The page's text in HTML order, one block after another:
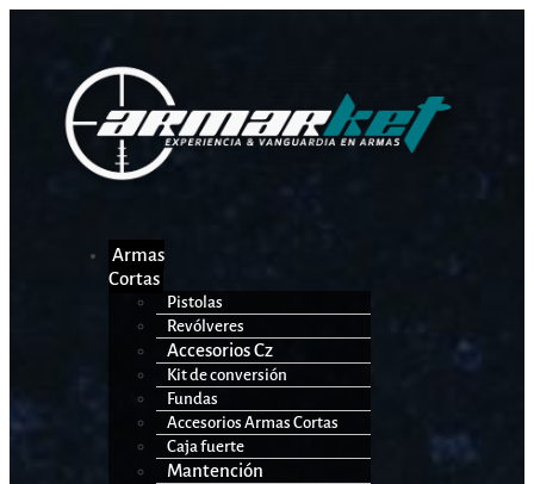
Armas
Cortas
Pistolas
Revólveres
Accesorios Cz
Kit de conversión
Fundas
Accesorios Armas Cortas
Caja fuerte
Mantención